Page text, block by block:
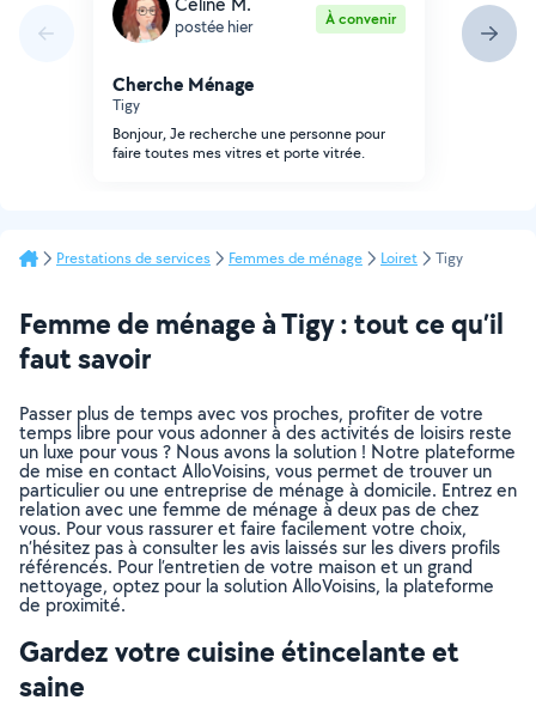
postée hier À convenir
Cherche Ménage
Tigy
Bonjour, Je recherche une personne pour
faire toutes mes vitres et porte vitrée.
Prestations de services Femmes de ménage Loiret Tigy
Femme de ménage à Tigy : tout ce qu’il
faut savoir
Passer plus de temps avec vos proches, profiter de votre
temps libre pour vous adonner à des activités de loisirs reste
un luxe pour vous ? Nous avons la solution ! Notre plateforme
de mise en contact AlloVoisins, vous permet de trouver un
particulier ou une entreprise de ménage à domicile. Entrez en
relation avec une femme de ménage à deux pas de chez
vous. Pour vous rassurer et faire facilement votre choix,
n’hésitez pas à consulter les avis laissés sur les divers profils
référencés. Pour l’entretien de votre maison et un grand
nettoyage, optez pour la solution AlloVoisins, la plateforme
de proximité.
Gardez votre cuisine étincelante et
saine